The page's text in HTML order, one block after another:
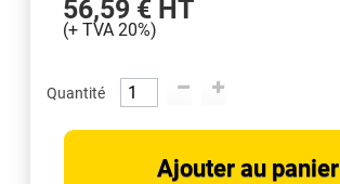
56,59 € HT
(+ TVA 20%)
Quantité
Ajouter au panier